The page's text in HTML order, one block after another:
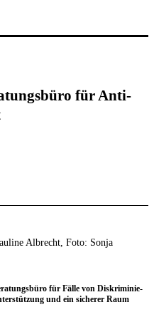
für Anti­
Albrecht, Foto: Sonja
für Fäl­le von Dis­kri­mi­nie­
und ein siche­rer Raum